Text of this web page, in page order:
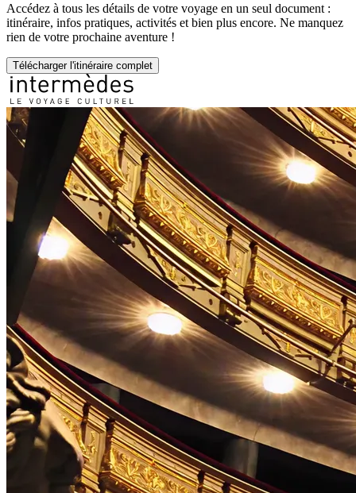
Accédez à tous les détails de votre voyage en un seul document :
itinéraire, infos pratiques, activités et bien plus encore. Ne manquez
rien de votre prochaine aventure !
Télécharger l'itinéraire complet